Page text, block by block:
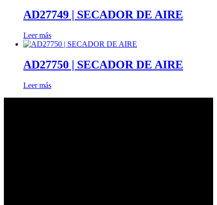
AD27749 | SECADOR DE AIRE
Leer más
AD27750 | SECADOR DE AIRE
Leer más